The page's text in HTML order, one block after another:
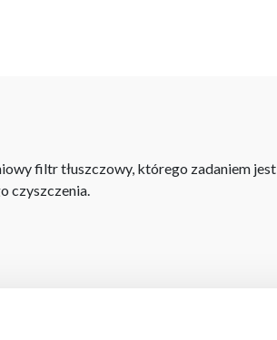
filtr tłuszczowy, którego zadaniem
czyszczenia.